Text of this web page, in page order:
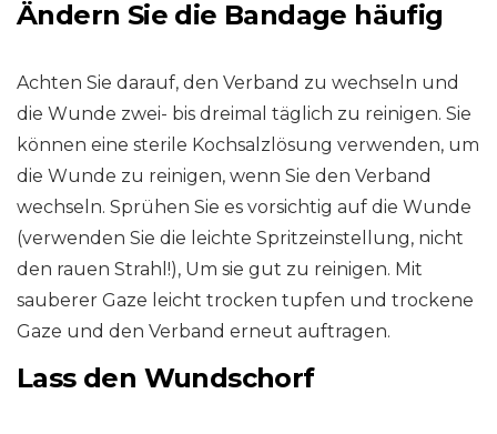
Ändern Sie die Bandage häufig
Achten Sie darauf, den Verband zu wechseln und
die Wunde zwei- bis dreimal täglich zu reinigen. Sie
können eine sterile Kochsalzlösung verwenden, um
die Wunde zu reinigen, wenn Sie den Verband
wechseln. Sprühen Sie es vorsichtig auf die Wunde
(verwenden Sie die leichte Spritzeinstellung, nicht
den rauen Strahl!), Um sie gut zu reinigen. Mit
sauberer Gaze leicht trocken tupfen und trockene
Gaze und den Verband erneut auftragen.
Lass den Wundschorf